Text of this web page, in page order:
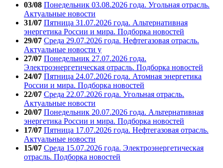
03/08 Понедельник 03.08.2026 года. Угольная отрасль.
Актуальные новости
31/07 Пятница 31.07.2026 года. Альтернативная
энергетика России и мира. Подборка новостей
29/07 Среда 29.07.2026 года. Нефтегазовая отрасль.
Актуальные новости у
27/07 Понедельник 27.07.2026 года.
Электроэнергетическая отрасль. Подборка новостей
24/07 Пятница 24.07.2026 года. Атомная энергетика
России и мира. Подборка новостей
22/07 Среда 22.07.2026 года. Угольная отрасль.
Актуальные новости
20/07 Понедельник 20.07.2026 года. Альтернативная
энергетика России и мира. Подборка новостей
17/07 Пятница 17.07.2026 года. Нефтегазовая отрасль.
Актуальные новости
15/07 Среда 15.07.2026 года. Электроэнергетическая
отрасль. Подборка новостей